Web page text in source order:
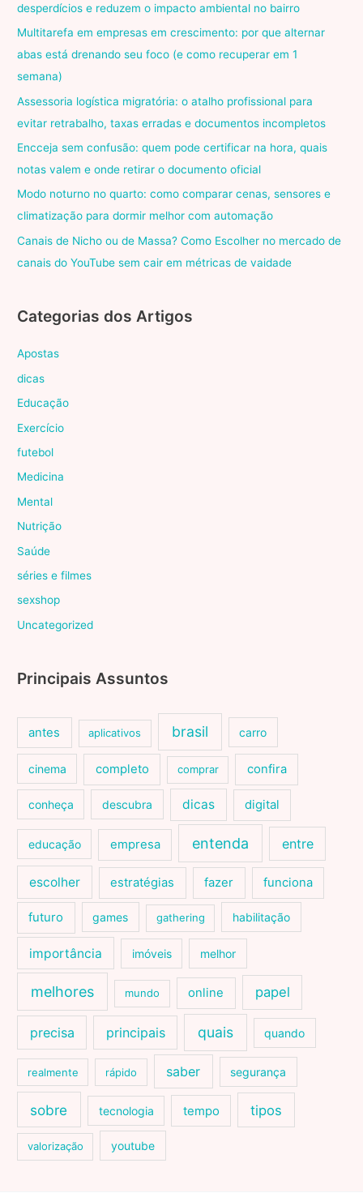
desperdícios e reduzem o impacto ambiental no bairro
Multitarefa em empresas em crescimento: por que alternar
abas está drenando seu foco (e como recuperar em 1
semana)
Assessoria logística migratória: o atalho profissional para
evitar retrabalho, taxas erradas e documentos incompletos
Encceja sem confusão: quem pode certificar na hora, quais
notas valem e onde retirar o documento oficial
Modo noturno no quarto: como comparar cenas, sensores e
climatização para dormir melhor com automação
Canais de Nicho ou de Massa? Como Escolher no mercado de
canais do YouTube sem cair em métricas de vaidade
Categorias dos Artigos
Apostas
dicas
Educação
Exercício
futebol
Medicina
Mental
Nutrição
Saúde
séries e filmes
sexshop
Uncategorized
Principais Assuntos
antes aplicativos brasil carro
cinema completo comprar confira
conheça descubra dicas digital
educação empresa entenda entre
escolher estratégias fazer funciona
futuro games gathering habilitação
importância imóveis melhor
melhores mundo online papel
precisa principais quais quando
realmente rápido saber segurança
sobre tecnologia tempo tipos
valorização youtube